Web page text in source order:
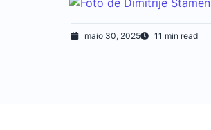
maio 30, 2025 11 min read